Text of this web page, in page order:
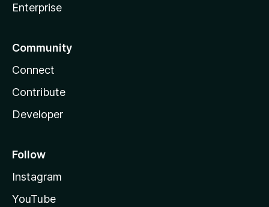
Enterprise
Community
Connect
Contribute
Developer
Follow
Instagram
YouTube